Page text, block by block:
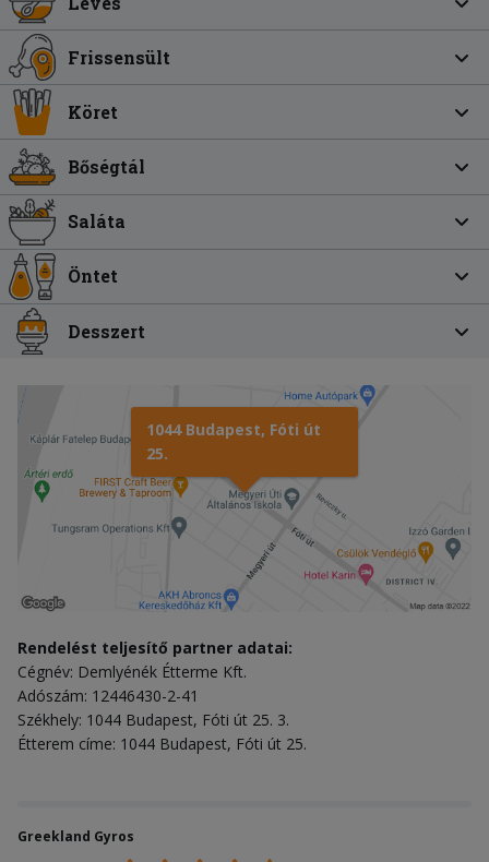
Frissensült
Köret
Bőségtál
Saláta
Öntet
Desszert
1044 Budapest, Fóti út
25.
Rendelést teljesítő partner adatai:
Cégnév: Demlyénék Étterme Kft.
Adószám: 12446430-2-41
Székhely: 1044 Budapest, Fóti út 25. 3.
Étterem címe: 1044 Budapest, Fóti út 25.
Greekland Gyros